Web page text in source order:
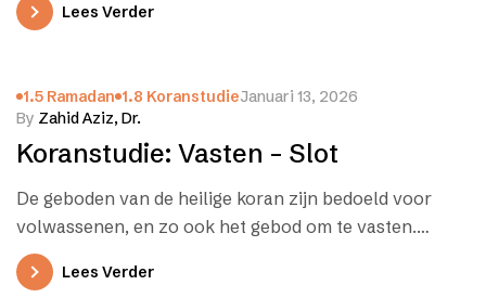
Lees Verder
1.5 Ramadan 1.8 KoranstudieJanuari 13, 2026
By Zahid Aziz, Dr.
Koranstudie: Vasten – Slot
De geboden van de heilige koran zijn bedoeld voor
volwassenen, en zo ook het gebod om te vasten.
Minderjarigen mogen…
Lees Verder